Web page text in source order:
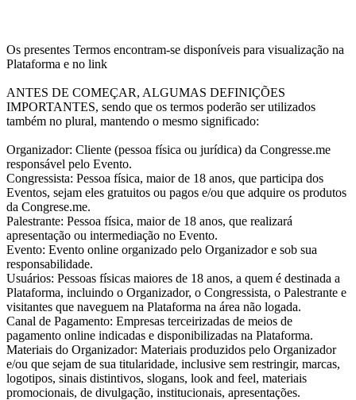
Os presentes Termos encontram-se disponíveis para visualização na
Plataforma e no link
ANTES DE COMEÇAR, ALGUMAS DEFINIÇÕES
IMPORTANTES, sendo que os termos poderão ser utilizados
também no plural, mantendo o mesmo significado:
Organizador: Cliente (pessoa física ou jurídica) da Congresse.me
responsável pelo Evento.
Congressista: Pessoa física, maior de 18 anos, que participa dos
Eventos, sejam eles gratuitos ou pagos e/ou que adquire os produtos
da Congrese.me.
Palestrante: Pessoa física, maior de 18 anos, que realizará
apresentação ou intermediação no Evento.
Evento: Evento online organizado pelo Organizador e sob sua
responsabilidade.
Usuários: Pessoas físicas maiores de 18 anos, a quem é destinada a
Plataforma, incluindo o Organizador, o Congressista, o Palestrante e
visitantes que naveguem na Plataforma na área não logada.
Canal de Pagamento: Empresas terceirizadas de meios de
pagamento online indicadas e disponibilizadas na Plataforma.
Materiais do Organizador: Materiais produzidos pelo Organizador
e/ou que sejam de sua titularidade, inclusive sem restringir, marcas,
logotipos, sinais distintivos, slogans, look and feel, materiais
promocionais, de divulgação, institucionais, apresentações.